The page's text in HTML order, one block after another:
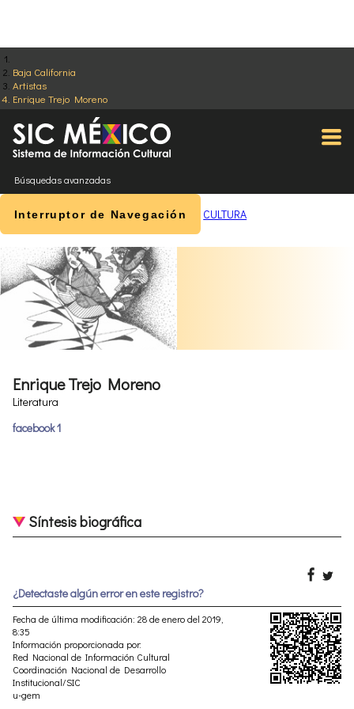
Baja California
Artistas
Enrique Trejo Moreno
Búsquedas avanzadas
Interruptor de Navegación CULTURA
Enrique Trejo Moreno
Literatura
facebook 1
Síntesis biográfica
¿Detectaste algún error en este registro?
Fecha de última modificación: 28 de enero del 2019,
8:35
Información proporcionada por:
Red Nacional de Información Cultural
Coordinación Nacional de Desarrollo
Institucional/SIC
u-gem